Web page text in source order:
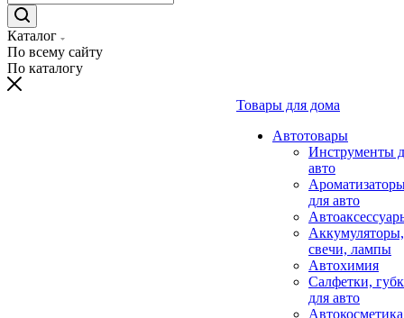
Каталог
По всему сайту
По каталогу
Товары для дома
Автотовары
Инструменты
авто
для авто
Аккумуляторы,
свечи, лампы
Автохимия
Салфетки,
для авто
Автокосметика